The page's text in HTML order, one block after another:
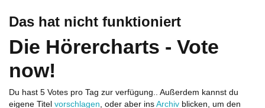
Das hat nicht funktioniert
Die Hörercharts - Vote
now!
Du hast 5 Votes pro Tag zur verfügung.. Außerdem kannst du
eigene Titel vorschlagen, oder aber ins Archiv blicken, um den